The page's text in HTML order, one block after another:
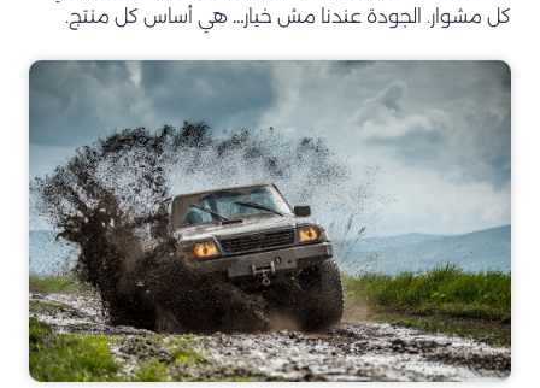
كل مشوار. الجودة عندنا مش خيار… هي أساس كل منتج.